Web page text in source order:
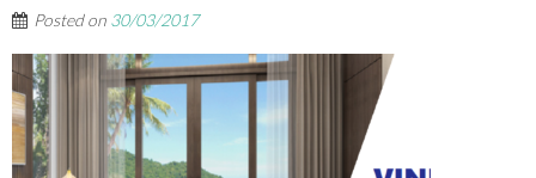
Posted on 30/03/2017